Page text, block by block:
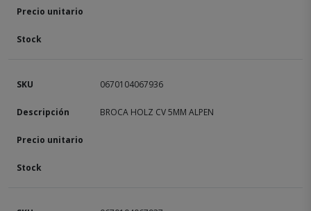
0670104067936
BROCA HOLZ CV 5MM ALPEN